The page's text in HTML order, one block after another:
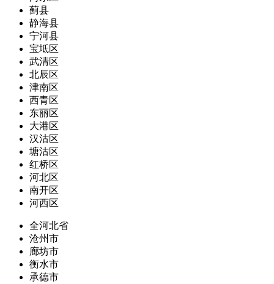
蓟县
静海县
宁河县
宝坻区
武清区
北辰区
津南区
西青区
东丽区
大港区
汉沽区
塘沽区
红桥区
河北区
南开区
河西区
全河北省
沧州市
廊坊市
衡水市
承德市